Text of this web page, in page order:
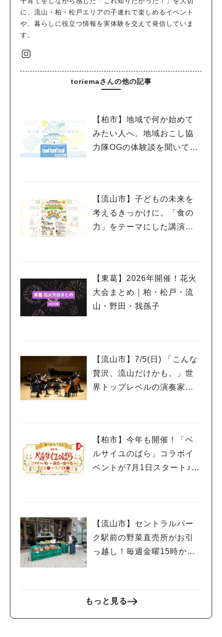
に、流山・柏・松戸エリアの子連れで楽しめるイベント
や、暮らしに役立つ情報を実体験を交えて発信していま
す。
toriemaさんの他の記事
【柏市】地域で何か始めて
みたい人へ。地域おこし協
力隊OGの体験談を聞いてみ
【流山市】子どもの未来を
考えるきっかけに。「食の
力」をテーマにした講演会
【東葛】2026年開催！花火
大会まとめ｜柏・松戸・流
山・野田・我孫子
【流山市】7/5(日) 「こんな
贅沢、流山だけかも。」世
界トップレベルの演奏家を
【柏市】今年も開催！「ベ
ルサイユのばら」コラボイ
ベントが7月1日スタート♪柏
【流山市】セントラルパー
ク駅前の野菜直売所がお引
っ越し！毎週金曜15時から
もっと見る
#ラーメン#ショッピング#カフェ
#イベント#公園#教えたい／教えて投稿記事
#教えたい/こんなの見つけた